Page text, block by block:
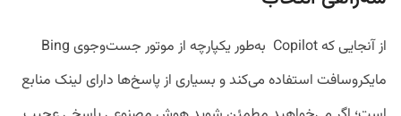
از آنجایی که Copilot به‌طور یکپارچه از موتور جست‌وجوی Bing
مایکروسافت استفاده می‌کند و بسیاری از پاسخ‌ها دارای لینک منابع